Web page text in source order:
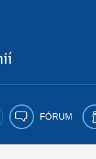
FÓRUM